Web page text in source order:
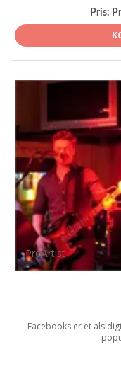
Pris:
ProArtist
Facebooks er et